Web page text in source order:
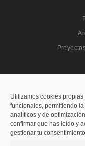
Utilizamos cookies
funcionales, permitiendo
analíticos y de
confirmar que has leído y
gestionar tu